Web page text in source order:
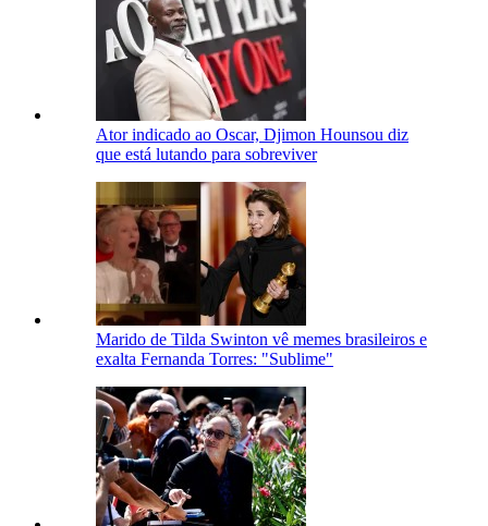
Ator indicado ao Oscar, Djimon Hounsou diz
que está lutando para sobreviver
Marido de Tilda Swinton vê memes brasileiros e
exalta Fernanda Torres: "Sublime"